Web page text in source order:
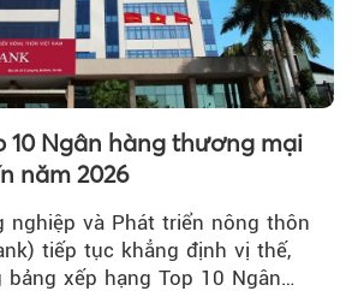
10 Ngân hàng thương mại
năm 2026
nghiệp và Phát triển nông thôn
tiếp tục khẳng định vị thế,
xếp hạng Top 10 Ngân